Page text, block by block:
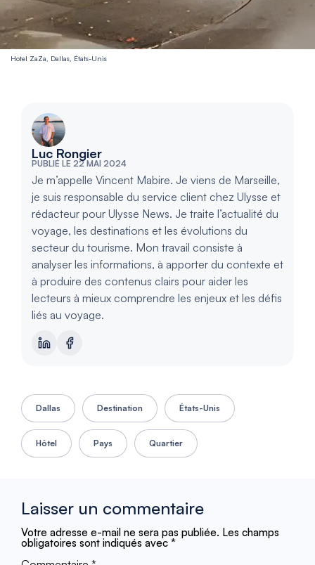
Hotel ZaZa, Dallas, États-Unis
Luc Rongier
PUBLIÉ LE 22 MAI 2024
Je m’appelle Vincent Mabire. Je viens de Marseille,
je suis responsable du service client chez Ulysse et
rédacteur pour Ulysse News. Je traite l’actualité du
voyage, les destinations et les évolutions du
secteur du tourisme. Mon travail consiste à
analyser les informations, à apporter du contexte et
à produire des contenus clairs pour aider les
lecteurs à mieux comprendre les enjeux et les défis
liés au voyage.
Dallas Destination États-Unis
Hôtel Pays Quartier
Laisser un commentaire
Votre adresse e-mail ne sera pas publiée. Les champs
obligatoires sont indiqués avec *